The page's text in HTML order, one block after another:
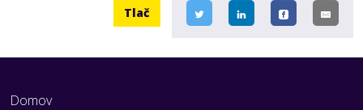
Tlač
Domov